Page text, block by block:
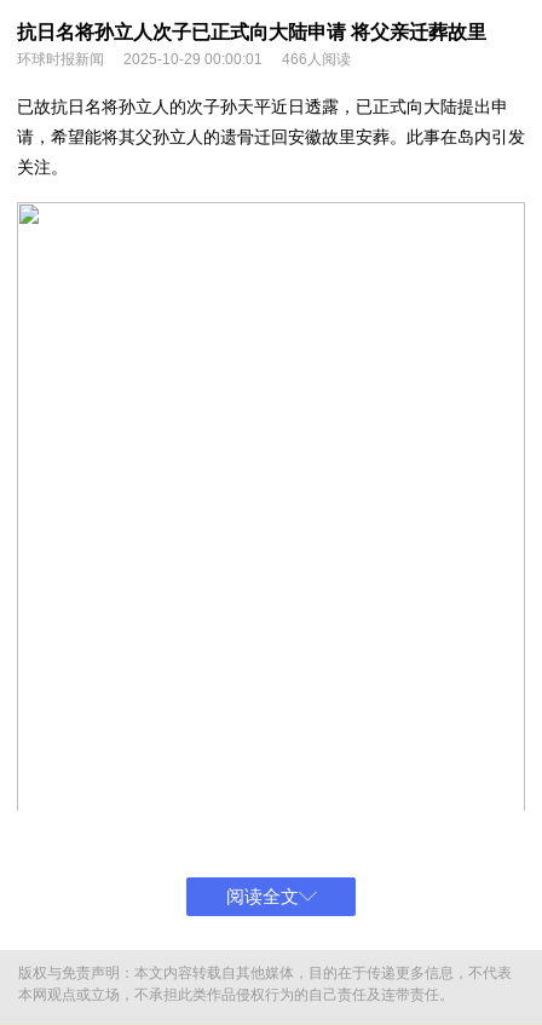
抗日名将孙立人次子已正式向大陆申请 将父亲迁葬故里
环球时报新闻 2025-10-29 00:00:01 466人阅读
已故抗日名将孙立人 的次子孙天平近日透露，已正式向大陆提出申
请，希望能将其父孙立人的遗骨迁回安徽故里安葬。此事在岛内引发
关注。
阅读全文
版权与免责声明：本文内容转载自其他媒体，目的在于传递更多信息，不代表
本网观点或立场，不承担此类作品侵权行为的自己责任及连带责任。